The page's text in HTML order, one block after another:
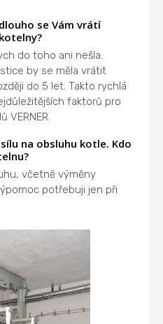
se Vám vrátí
do toho ani nešla.
by se měla vrátit
do 5 let. Takto rychlá
faktorů pro
VERNER.
na obsluhu kotle. Kdo
včetně výměny
potřebuji jen při